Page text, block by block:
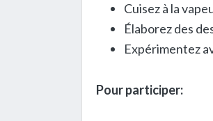
Cuisez à la
Élaborez des
Expérimentez
Pour participer: